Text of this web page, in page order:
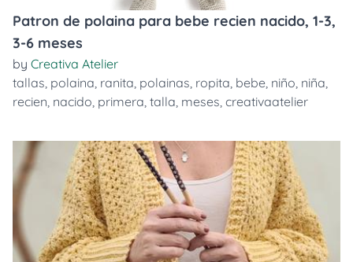
Patron de polaina para bebe recien nacido, 1-3,
3-6 meses
by Creativa Atelier
tallas, polaina, ranita, polainas, ropita, bebe, niño, niña,
recien, nacido, primera, talla, meses, creativaatelier